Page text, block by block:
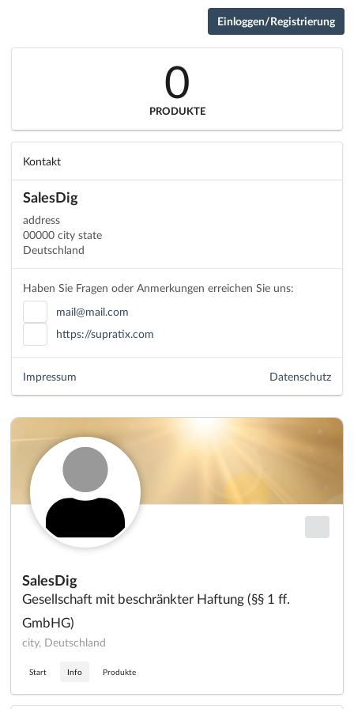
Einloggen/Registrierung
SalesDig
Gesellschaft mit beschränkter Haftung (§§ 1 ff.
GmbHG)
city, Deutschland
Start Info Produkte
0
PRODUKTE
Kontakt
SalesDig
address
00000 city state
Deutschland
Haben Sie Fragen oder Anmerkungen erreichen Sie uns:
mail@mail.com
https://supratix.com
Datenschutz
Impressum